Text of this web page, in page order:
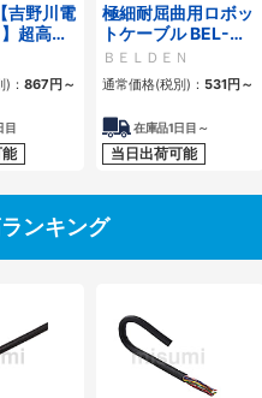
吉野川電
超高屈
ットケ
ールド
： 867 円 ～
目
極細耐屈曲用ロボッ
トケーブル BEL-
RBT 20276シリー
ズ UL／CE シールド
有・無
ＢＥＬＤＥＮ
通常価格(税別)： 531円 ～
在庫品1日目～
当日出荷可能
ンキング